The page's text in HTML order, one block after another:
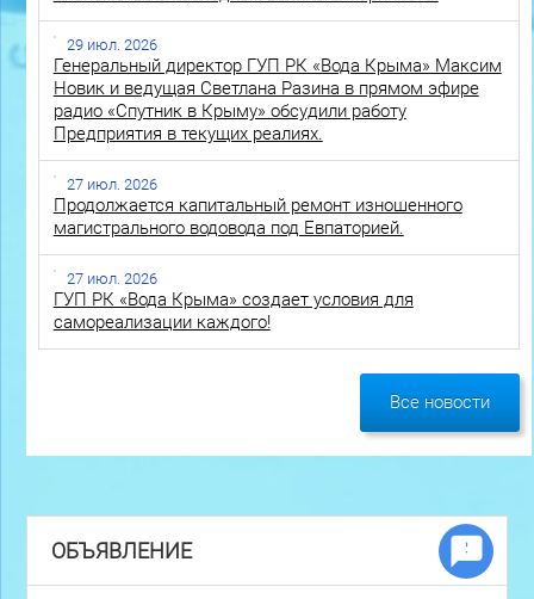
29 июл. 2026
Генеральный директор ГУП РК «Вода Крыма» Максим
Новик и ведущая Светлана Разина в прямом эфире
радио «Спутник в Крыму» обсудили работу
Предприятия в текущих реалиях.
27 июл. 2026
Продолжается капитальный ремонт изношенного
магистрального водовода под Евпаторией.
27 июл. 2026
ГУП РК «Вода Крыма» создает условия для
самореализации каждого!
Все новости
ОБЪЯВЛЕНИЕ